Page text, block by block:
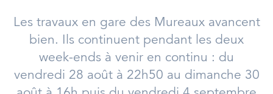
Les travaux en gare des Mureaux avancent
bien. Ils continuent pendant les deux
week-ends à venir en continu : du
vendredi 28 août à 22h50 au dimanche 30